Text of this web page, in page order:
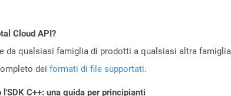
Cloud API?
qualsiasi famiglia di prodotti a qualsiasi altra famiglia
dei formati di file supportati.
C++: una guida per principianti